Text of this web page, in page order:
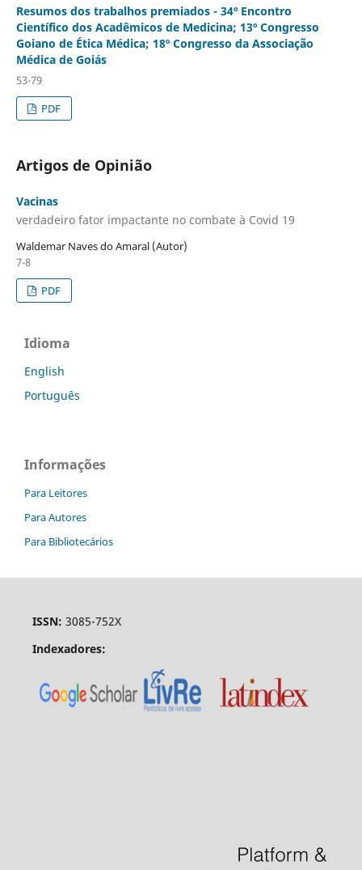
Resumos dos trabalhos premiados - 34º Encontro
Científico dos Acadêmicos de Medicina; 13º Congresso
Goiano de Ética Médica; 18º Congresso da Associação
Médica de Goiás
53-79
PDF
Artigos de Opinião
Vacinas
verdadeiro fator impactante no combate à Covid 19
Waldemar Naves do Amaral (Autor)
7-8
PDF
Idioma
English
Português
Informações
Para Leitores
Para Autores
Para Bibliotecários
ISSN: 3085-752X
Indexadores: